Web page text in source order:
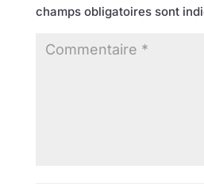
champs obligatoires sont